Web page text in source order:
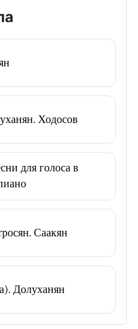
Ходосов
для голоса в
Саакян
Долуханян